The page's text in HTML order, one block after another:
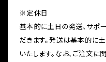
※定休日
基本的に土日の発送、サポ
だきます。発送は基本的に
いたします。なお、ご注文